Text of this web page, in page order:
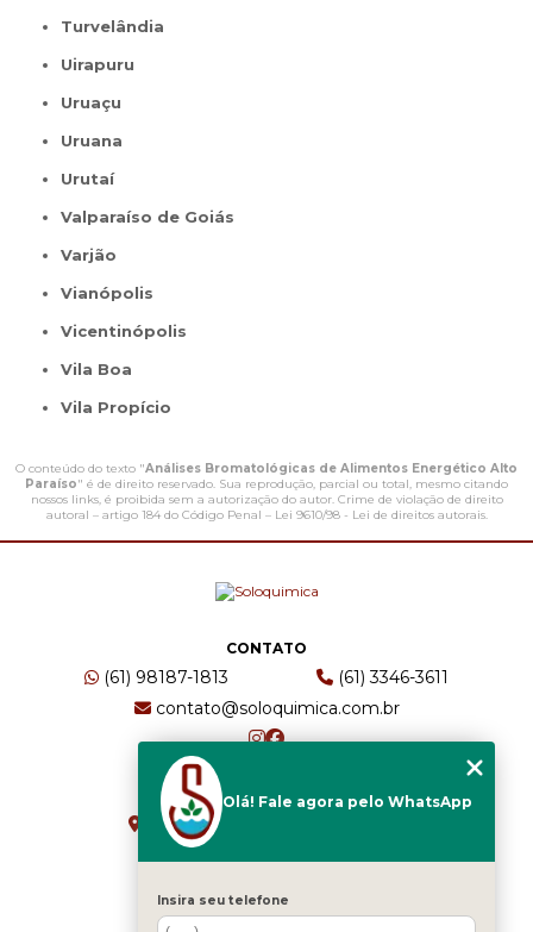
Turvelândia
Uirapuru
Uruaçu
Uruana
Urutaí
Valparaíso de Goiás
Varjão
Vianópolis
Vicentinópolis
Vila Boa
Vila Propício
O conteúdo do texto "Análises Bromatológicas de Alimentos Energético Alto
Paraíso" é de direito reservado. Sua reprodução, parcial ou total, mesmo citando
nossos links, é proibida sem a autorização do autor. Crime de violação de direito
autoral – artigo 184 do Código Penal – Lei 9610/98 - Lei de direitos autorais.
CONTATO
(61) 98187-1813
(61) 3346-3611
contato@soloquimica.com.br
ENDEREÇO
CRS 511 Sul, Bl B, Sl 49 - Asa Sul
Brasília - DF - CEP: 70361-520
Olá! Fale agora pelo WhatsApp
Insira seu telefone